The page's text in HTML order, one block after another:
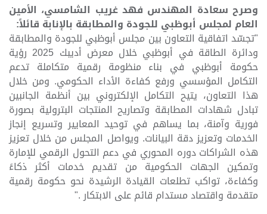
وصرح سعادة المهندس فهد غريب الشامسي، الأمين
العام لمجلس أبوظبي للجودة والمطابقة بالإنابة قائلاً:
"تجسّد اتفاقية التعاون بين مجلس أبوظبي للجودة والمطابقة
ودائرة الطاقة في أبوظبي خلال معرض أديبك 2025 رؤية
حكومة أبوظبي في بناء منظومة رقمية متكاملة تدعم
التكامل المؤسسي ورفع كفاءة الأداء الحكومي. ومن خلال
هذا التعاون، يتيح التكامل الإلكتروني بين أنظمة الجانبين
تبادل شهادات المطابقة وتصاريح المنتجات البترولية بصورة
فورية وآمنة، بما يساهم في توحيد المعايير وتسريع إنجاز
الخدمات وتعزيز دقة البيانات. ويواصل المجلس من خلال تعزيز
هذه الشراكات دوره المحوري في دعم التحول الرقمي للإمارة
وتمكين الجهات الحكومية من تقديم خدمات أكثر ذكاءً
وكفاءة، تواكب تطلعات القيادة الرشيدة نحو حكومة رقمية
متقدمة واقتصاد مستدام قائم على الابتكار".